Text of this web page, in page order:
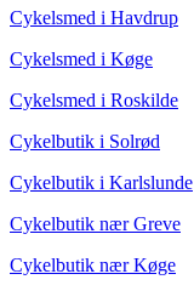
Cykelsmed i Havdrup
Cykelsmed i Køge
Cykelsmed i Roskilde
Cykelbutik i Solrød
Cykelbutik i Karlslunde
Cykelbutik nær Greve
Cykelbutik nær Køge